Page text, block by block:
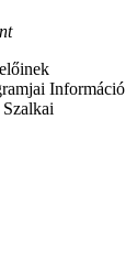
Információ
Szalkai